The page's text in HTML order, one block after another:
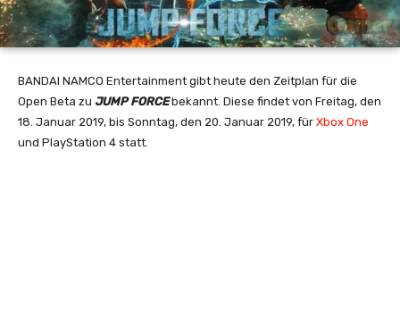
BANDAI NAMCO Entertainment gibt heute den Zeitplan für die
Open Beta zu JUMP FORCEbekannt. Diese findet von Freitag, den
18. Januar 2019, bis Sonntag, den 20. Januar 2019, für Xbox One
und PlayStation 4 statt.